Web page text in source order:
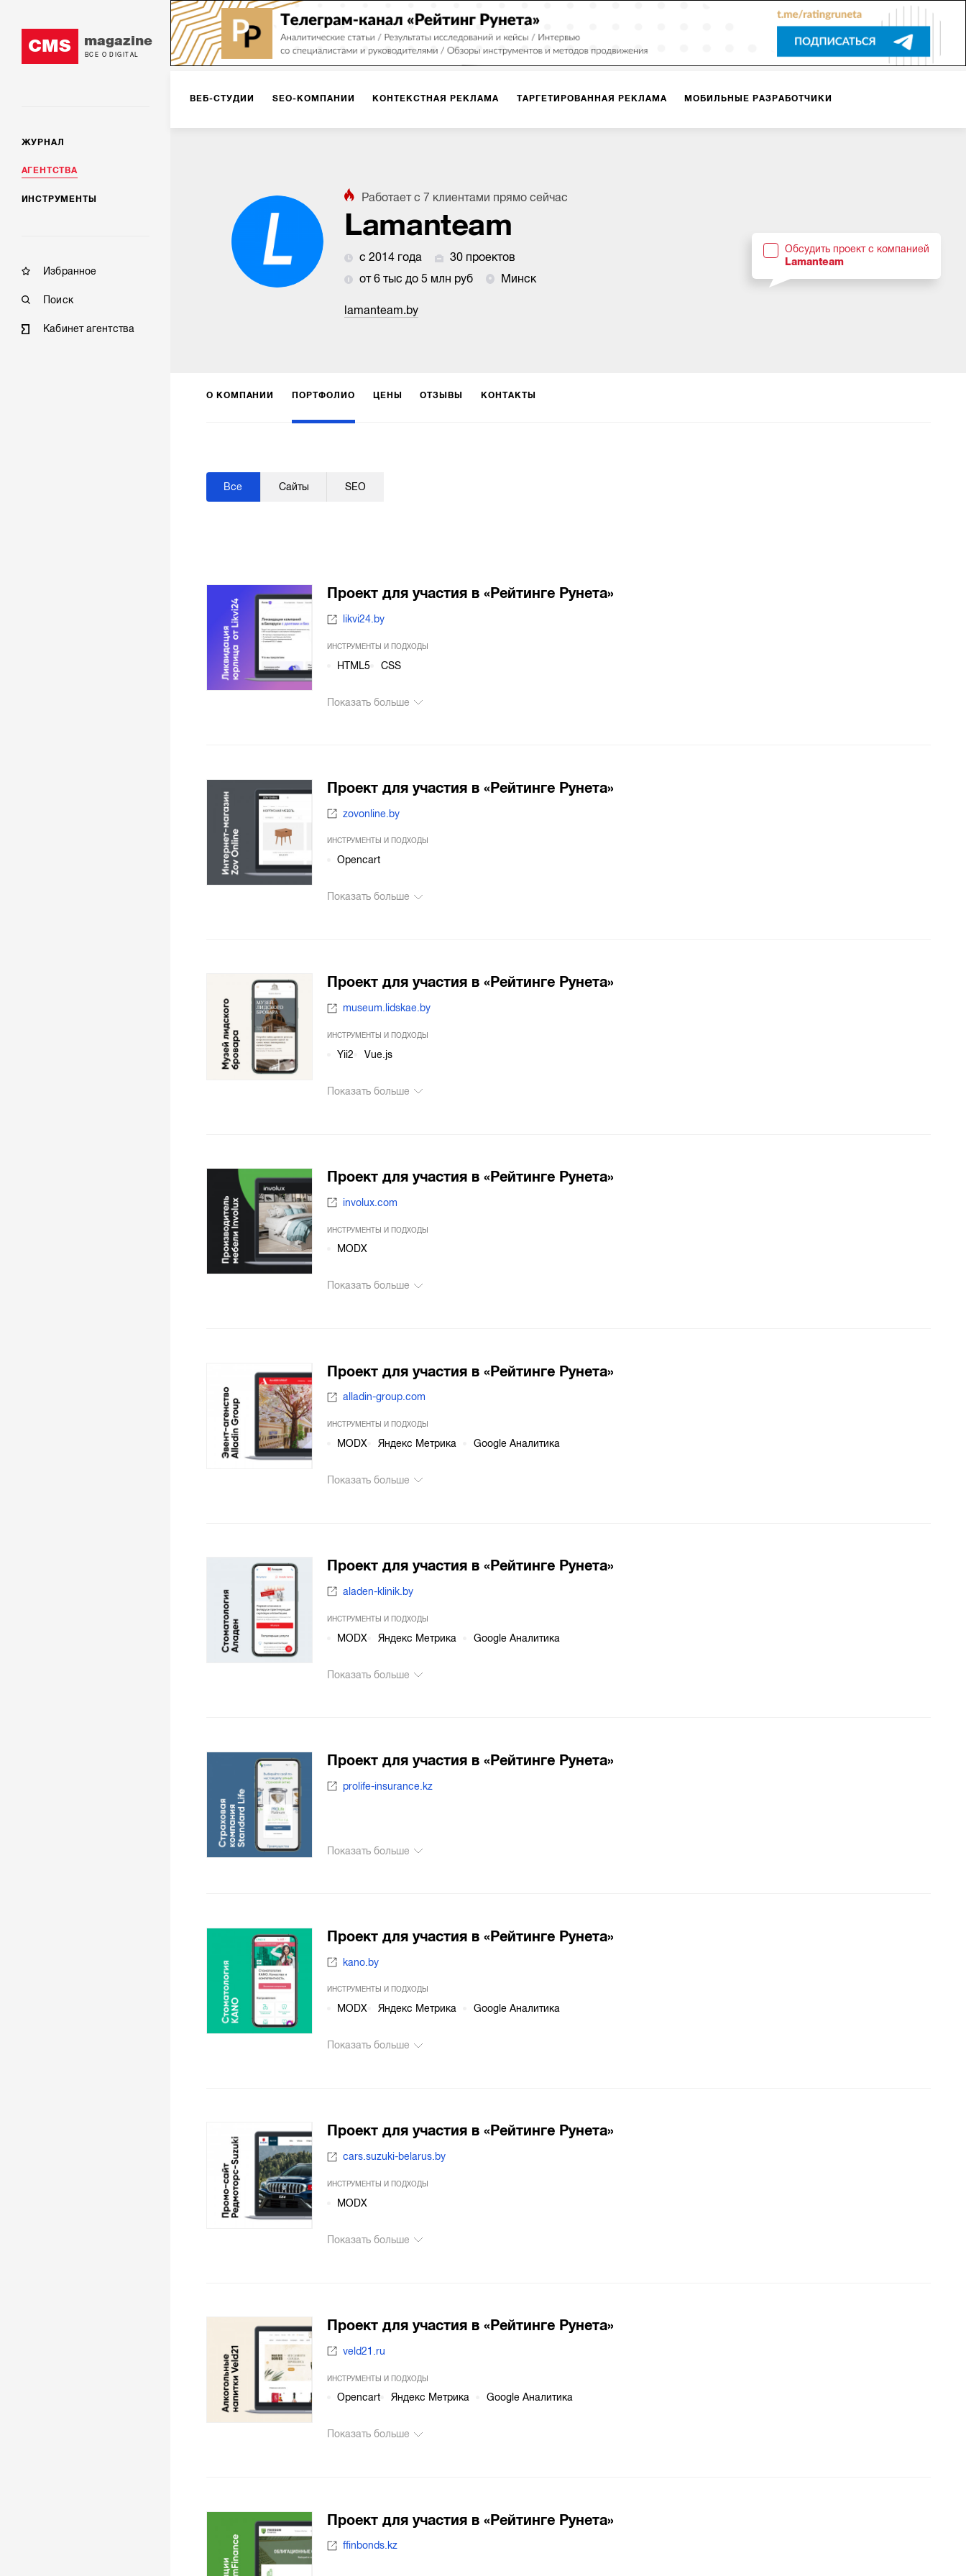
CMS magazine
ВСЕ О DIGITAL
ЖУРНАЛ
АГЕНТСТВА
ИНСТРУМЕНТЫ
Избранное
Поиск
Кабинет агентства
ВЕБ-СТУДИИ SEO-КОМПАНИИ КОНТЕКСТНАЯ РЕКЛАМА ТАРГЕТИРОВАННАЯ РЕКЛАМА МОБИЛЬНЫЕ РАЗРАБОТЧИКИ
РЕКЛАМА НА ИНТЕРНЕТ-ПЛОЩАДКАХ
КОНСАЛТИНГ
Работает с7 клиентами прямо сейчас
Lamanteam
с 2014 года
30 проектов
от 6 тыс до 5 млн руб
Минск
lamanteam.by
Обсудить проект с компанией
Lamanteam
О КОМПАНИИ ПОРТФОЛИО ЦЕНЫ ОТЗЫВЫ КОНТАКТЫ
Все Сайты SEO
Проект для участия в «Рейтинге Рунета»
likvi24.by
ИНСТРУМЕНТЫ И ПОДХОДЫ
HTML5 CSS
Показать больше
Проект для участия в «Рейтинге Рунета»
zovonline.by
ИНСТРУМЕНТЫ И ПОДХОДЫ
Opencart
Показать больше
Проект для участия в «Рейтинге Рунета»
museum.lidskae.by
ИНСТРУМЕНТЫ И ПОДХОДЫ
Yii2 Vue.js
Показать больше
Проект для участия в «Рейтинге Рунета»
involux.com
ИНСТРУМЕНТЫ И ПОДХОДЫ
MODX
Показать больше
Проект для участия в «Рейтинге Рунета»
alladin-group.com
ИНСТРУМЕНТЫ И ПОДХОДЫ
MODX Яндекс Метрика Google Аналитика
Показать больше
Проект для участия в «Рейтинге Рунета»
aladen-klinik.by
ИНСТРУМЕНТЫ И ПОДХОДЫ
MODX Яндекс Метрика Google Аналитика
Показать больше
Проект для участия в «Рейтинге Рунета»
prolife-insurance.kz
Показать больше
Проект для участия в «Рейтинге Рунета»
kano.by
ИНСТРУМЕНТЫ И ПОДХОДЫ
MODX Яндекс Метрика Google Аналитика
Показать больше
Проект для участия в «Рейтинге Рунета»
cars.suzuki-belarus.by
ИНСТРУМЕНТЫ И ПОДХОДЫ
MODX
Показать больше
Проект для участия в «Рейтинге Рунета»
veld21.ru
ИНСТРУМЕНТЫ И ПОДХОДЫ
Opencart Яндекс Метрика Google Аналитика
Показать больше
Проект для участия в «Рейтинге Рунета»
ffinbonds.kz